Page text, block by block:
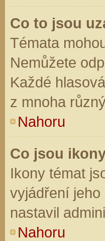
Co to jsou
Témata
Nemůžete
Každé
z mnoha
Nahoru
Co jsou
Ikony témat
vyjádření
nastavil
Nahoru